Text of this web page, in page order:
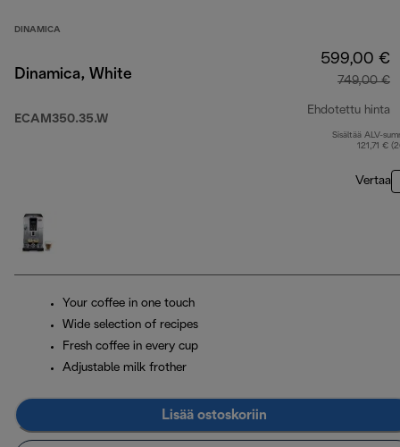
DINAMICA
Dinamica, White
ECAM350.35.W
599,00 €
749,00 €
Ehdotettu hinta
Sisältää ALV-
121,71 €
Vertaa
Your coffee in one touch
Wide selection of recipes
Fresh coffee in every cup
Adjustable milk frother
Lisää ostoskoriin